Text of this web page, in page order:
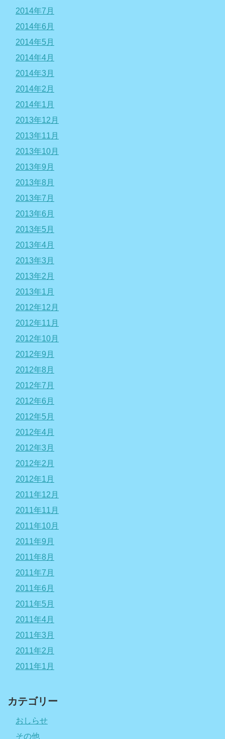
2014年7月
2014年6月
2014年5月
2014年4月
2014年3月
2014年2月
2014年1月
2013年12月
2013年11月
2013年10月
2013年9月
2013年8月
2013年7月
2013年6月
2013年5月
2013年4月
2013年3月
2013年2月
2013年1月
2012年12月
2012年11月
2012年10月
2012年9月
2012年8月
2012年7月
2012年6月
2012年5月
2012年4月
2012年3月
2012年2月
2012年1月
2011年12月
2011年11月
2011年10月
2011年9月
2011年8月
2011年7月
2011年6月
2011年5月
2011年4月
2011年3月
2011年2月
2011年1月
カテゴリー
おしらせ
その他